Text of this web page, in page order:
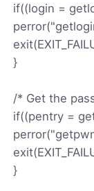
if((login =
}
/* Get the
if((pentry =
}